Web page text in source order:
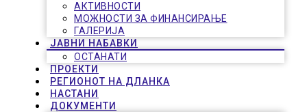
АКТИВНОСТИ
МОЖНОСТИ ЗА ФИНАНСИРАЊЕ
ГАЛЕРИЈА
ЈАВНИ НАБАВКИ
ОСТАНАТИ
ПРОЕКТИ
РЕГИОНОТ НА ДЛАНКА
НАСТАНИ
ДОКУМЕНТИ